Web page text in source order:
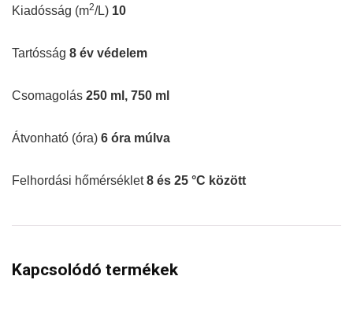
Kiadósság (m2/L) 10
Tartósság 8 év védelem
Csomagolás 250 ml, 750 ml
Átvonható (óra) 6 óra múlva
Felhordási hőmérséklet8 és 25 °C között
Kapcsolódó termékek